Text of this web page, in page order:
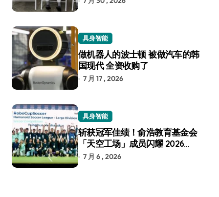
具身智能
做机器人的波士顿 被做汽车的韩
国现代 全资收购了
7 月 17 , 2026
具身智能
斩获冠军佳绩！俞浩教育基金会
「天空工场」成员闪耀 2026
RoboCup 机器人世界杯
7 月 6 , 2026